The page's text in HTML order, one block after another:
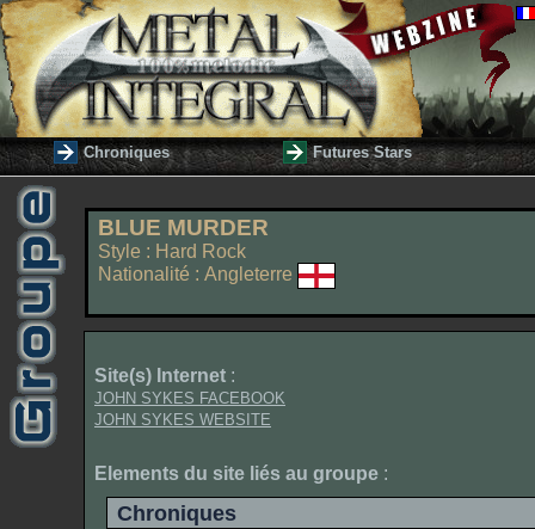
Chroniques Futures Stars
BLUE MURDER
Style : Hard Rock
Nationalité : Angleterre
Site(s) Internet :
JOHN SYKES FACEBOOK
JOHN SYKES WEBSITE
Elements du site liés au groupe :
Chroniques